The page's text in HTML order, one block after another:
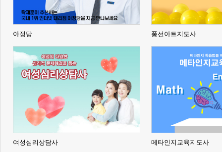
아정당 풍선아트지도사
여성심리상담사 메타인지교육지도사